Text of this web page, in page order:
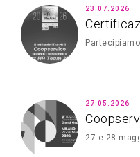
23.07.2026
27.05.2026
27 e 28